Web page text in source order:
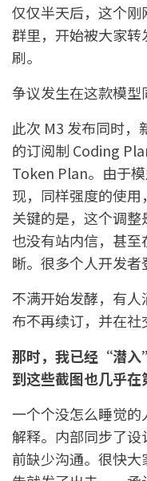
仅仅半天后，这个
群里，开始被大家
刷。
争议发生在这款模型
此次 M3 发布同时
的订阅制 Coding
Token Plan。由于
现，同样强度的使
关键的是，这个调整
也没有站内信，甚
晰。很多个人开发者
不满开始发酵，有
布不再续订，并在社
那时，我已经“潜
到这些截图也几乎在
一个个没怎么睡觉
解释。内部同步了
前缺少沟通。很快